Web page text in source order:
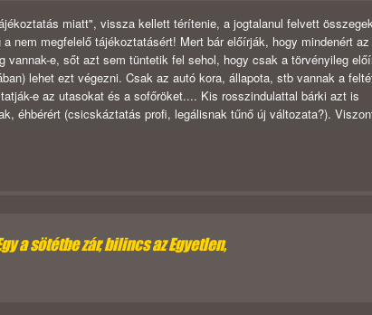
miatt", vissza kellett térítenie, a jogtalanul felvett
nem megfelelő tájékoztatásért! Mert bár előírják, hogy mindenért
e, sőt azt sem tüntetik fel sehol, hogy csak a törvényileg
lehet ezt végezni. Csak az autó kora, állapota, stb vannak a
e az utasokat és a sofőröket.... Kis rosszindulattal bárki azt is
éhbérért (csicskáztatás profi, legálisnak tűnő új változata?).
a sötétbe zár, bilincs az Egyetlen,